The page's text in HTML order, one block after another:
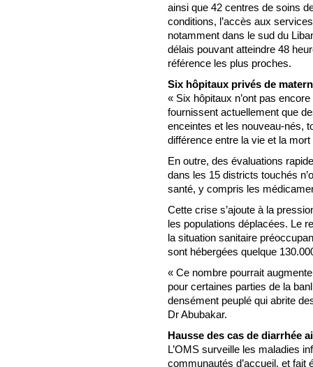
ainsi que 42 centres de soins
conditions, l’accès aux
notamment dans le sud du
délais pouvant atteindre 48
référence les plus proches.
Six hôpitaux privés de
« Six hôpitaux n’ont pas
fournissent actuellement que
enceintes et les nouveau-nés,
différence entre la vie et la
En outre, des évaluations
dans les 15 districts touchés
santé, y compris les
Cette crise s’ajoute à la
les populations déplacées. Le
la situation sanitaire
sont hébergées quelque
« Ce nombre pourrait
pour certaines parties de la
densément peuplé qui abrite
Dr Abubakar.
Hausse des cas de diarrhée
L’OMS surveille les maladies
communautés d’accueil, et fait